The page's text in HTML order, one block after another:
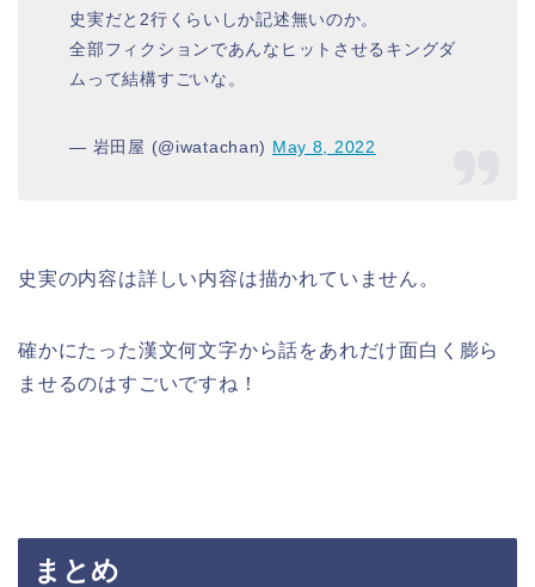
史実だと2行くらいしか記述無いのか。
全部フィクションであんなヒットさせるキングダ
ムって結構すごいな。
— 岩田屋 (@iwatachan) May 8, 2022
史実の内容は詳しい内容は描かれていません。
確かにたった漢文何文字から話をあれだけ面白く膨ら
ませるのはすごいですね！
まとめ